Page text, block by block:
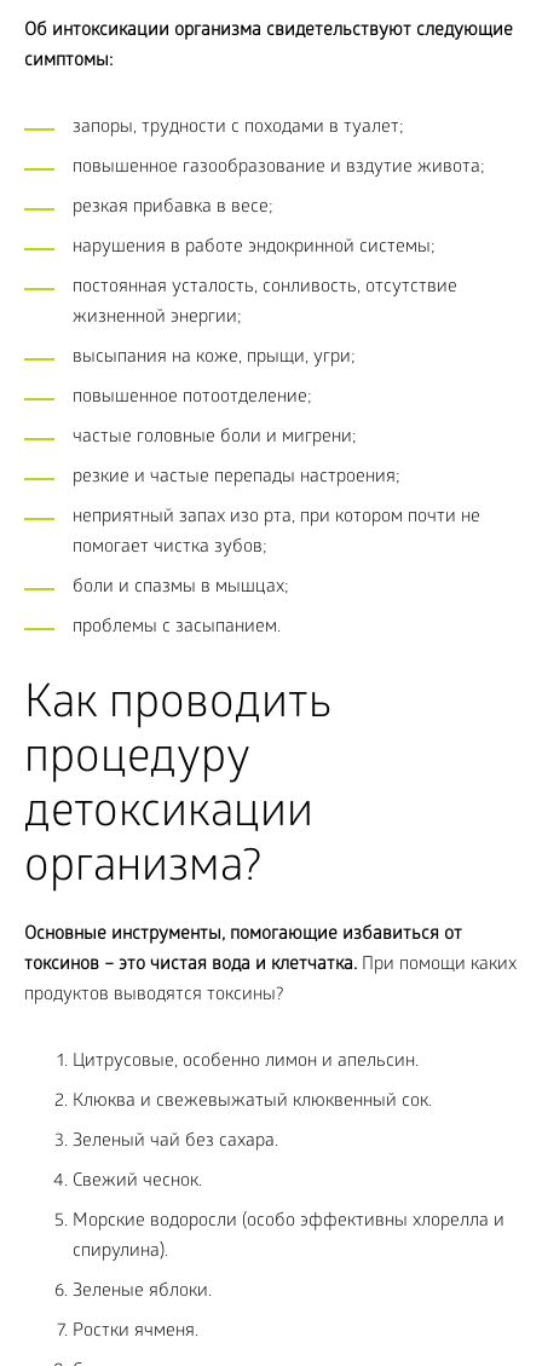
Об интоксикации организма свидетельствуют следующие
симптомы:
запоры, трудности с походами в туалет;
повышенное газообразование и вздутие живота;
резкая прибавка в весе;
нарушения в работе эндокринной системы;
постоянная усталость, сонливость, отсутствие
жизненной энергии;
высыпания на коже, прыщи, угри;
повышенное потоотделение;
частые головные боли и мигрени;
резкие и частые перепады настроения;
неприятный запах изо рта, при котором почти не
помогает чистка зубов;
боли и спазмы в мышцах;
проблемы с засыпанием.
Как проводить
процедуру
детоксикации
организма?
Основные инструменты, помогающие избавиться от
токсинов – это чистая вода и клетчатка. При помощи каких
продуктов выводятся токсины?
Цитрусовые, особенно лимон и апельсин.
Клюква и свежевыжатый клюквенный сок.
Зеленый чай без сахара.
Свежий чеснок.
Морские водоросли (особо эффективны хлорелла и
спирулина).
Зеленые яблоки.
Ростки ячменя.